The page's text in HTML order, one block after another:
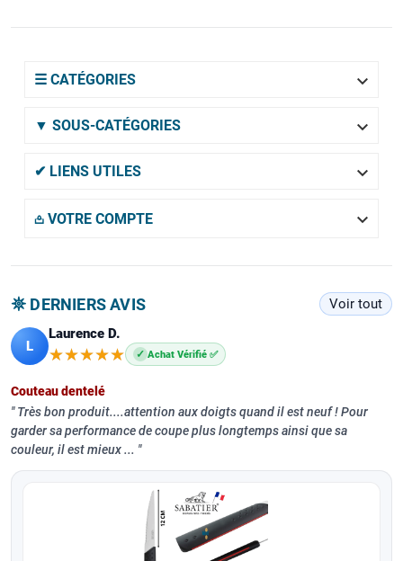
☰ CATÉGORIES 
▼ SOUS-CATÉGORIES 
✔ LIENS UTILES 
𖡌 VOTRE COMPTE 
𖤓 DERNIERS AVIS Voir tout
L
Laurence D.
★★★★★
★★★★★ ✓ Achat Vérifié ✅
Couteau dentelé
Très bon produit....attention aux doigts quand il est neuf ! Pour
garder sa performance de coupe plus longtemps ainsi que sa
couleur, il est mieux ...